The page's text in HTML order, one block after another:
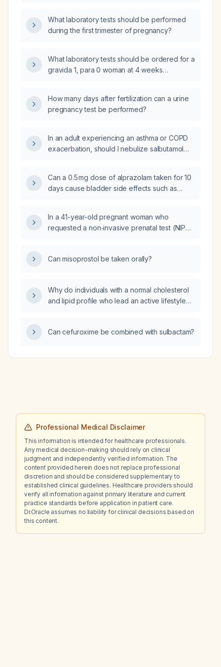
What laboratory tests should be performed
during the first trimester of pregnancy?
What laboratory tests should be ordered for a
gravida 1, para 0 woman at 4 weeks
How many days after fertilization can a urine
pregnancy test be performed?
In an adult experiencing an asthma or COPD
exacerbation, should I nebulize salbutamol
Can a 0.5 mg dose of alprazolam taken for 10
days cause bladder side effects such as
In a 41-year-old pregnant woman who
requested a non‑invasive prenatal test (NIPT)
met; what are the recommended next steps?
Can misoprostol be taken orally?
Why do individuals with a normal cholesterol
and lipid profile who lead an active lifestyle
Can cefuroxime be combined with sulbactam?
Professional Medical Disclaimer
This information is intended for healthcare professionals.
Any medical decision-making should rely on clinical
judgment and independently verified information. The
content provided herein does not replace professional
discretion and should be considered supplementary to
established clinical guidelines. Healthcare providers should
verify all information against primary literature and current
practice standards before application in patient care.
Dr.Oracle assumes no liability for clinical decisions based on
this content.